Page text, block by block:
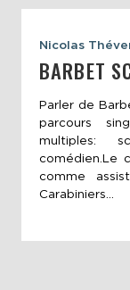
Nicolas
BARBET
Parler de
parcours
multiples:
comédien.Le
comme
Carabiniers...